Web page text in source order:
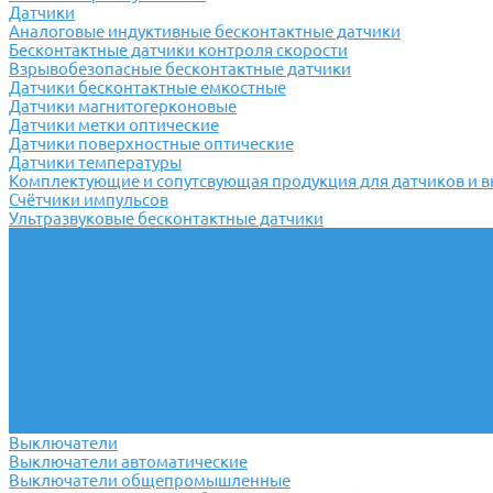
Датчики
Аналоговые индуктивные бесконтактные датчики
Бесконтактные датчики контроля скорости
Взрывобезопасные бесконтактные датчики
Датчики бесконтактные емкостные
Датчики магнитогерконовые
Датчики метки оптические
Датчики поверхностные оптические
Датчики температуры
Комплектующие и сопутсвующая продукция для датчиков и
Счётчики импульсов
Ультразвуковые бесконтактные датчики
Выключатели
Выключатели автоматические
Выключатели общепромышленные